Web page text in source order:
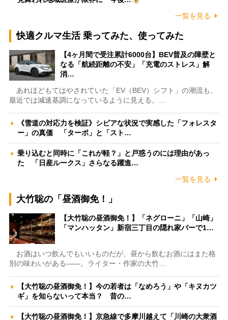
一覧を見る
快適クルマ生活 乗ってみた、使ってみた
【4ヶ月間で受注累計6000台】BEV普及の障壁と
なる「航続距離の不安」「充電のストレス」解
消…
あれほどもてはやされていた「EV（BEV）シフト」の潮流も、
最近では減速基調になっているように見える。…
《雪道の対応力を検証》シビアな状況で実感した「フォレスタ
ー」の真価 「ターボ」と「スト…
乗り込むと同時に「これが軽？」と戸惑うのには理由があっ
た 「日産ルークス」さらなる躍進…
一覧を見る
大竹聡の「昼酒御免！」
【大竹聡の昼酒御免！】「ネグローニ」「山崎」
「マンハッタン」新宿三丁目の隠れ家バーで1…
お酒はいつ飲んでもいいものだが、昼から飲むお酒にはまた格
別の味わいがある――。ライター・作家の大竹…
【大竹聡の昼酒御免！】今の若者は「なめろう」や「キヌカツ
ギ」を知らないって本当？ 昔の…
【大竹聡の昼酒御免！】京急線で多摩川越えて「川崎の大衆酒